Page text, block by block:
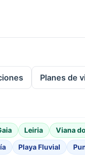
Planes de
Leiria Viana
Playa Fluvial